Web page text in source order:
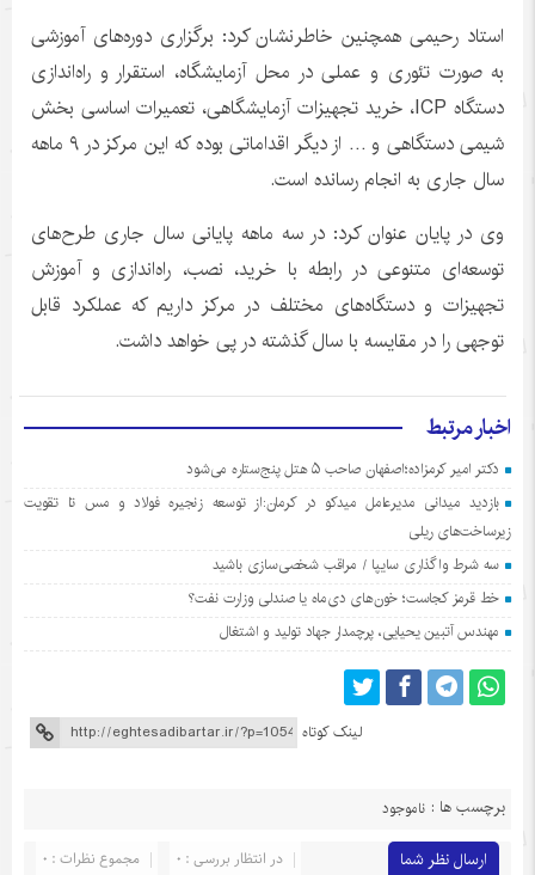
استاد رحیمی همچنین خاطرنشان کرد: برگزاری دوره‌های آموزشی
به صورت تئوری و عملی در محل آزمایشگاه، استقرار و راه‌اندازی
دستگاه ICP، خرید تجهیزات آزمایشگاهی، تعمیرات اساسی بخش
شیمی دستگاهی و … از دیگر اقداماتی بوده که این مرکز در ۹ ماهه
سال جاری به انجام رسانده است.
وی در پایان عنوان کرد: در سه ماهه پایانی سال جاری طرح‌های
توسعه‌ای متنوعی در رابطه با خرید، نصب، راه‌اندازی و آموزش
تجهیزات و دستگاه‌های مختلف در مرکز داریم که عملکرد قابل
توجهی را در مقایسه با سال گذشته در پی خواهد داشت.
اخبار مرتبط
دکتر امیر کرمزاده؛اصفهان صاحب ۵ هتل پنج‌ستاره می‌شود
بازدید میدانی مدیرعامل میدکو در کرمان:از توسعه زنجیره فولاد و مس تا تقویت
زیرساخت‌های ریلی
سه شرط واگذاری سایپا / مراقب شخصی‌سازی باشید
خط قرمز کجاست؛ خون‌های دی‌ماه یا صندلی وزارت نفت؟
مهندس آتبین یحیایی، پرچمدار جهاد تولید و اشتغال
لینک کوتاه
برچسب ها : ناموجود
ارسال نظر شما مجموع نظرات : 0
در انتظار بررسی : 0